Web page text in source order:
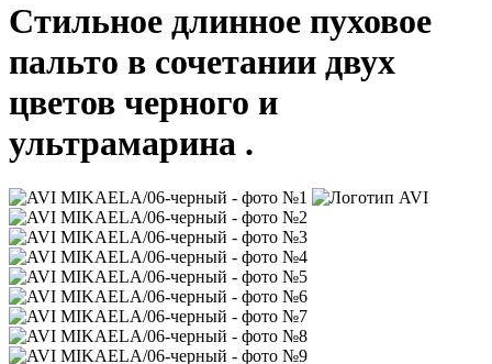
Стильное длинное пуховое
пальто в сочетании двух
цветов черного и
ультрамарина .